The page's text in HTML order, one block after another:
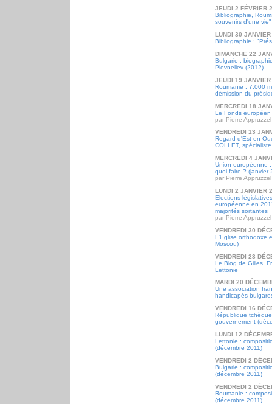
JEUDI 2 FÉVRIER
Bibliographie,
souvenirs d'une vie"
LUNDI 30
Bibliographie :
DIMANCHE 22
Bulgarie :
Plevneliev (2012)
JEUDI 19
Roumanie : 7.000
démission du
MERCREDI 18
Le Fonds européen
par Pierre Appruzzel
VENDREDI 13
Regard d'Est en
COLLET,
MERCREDI 4
Union européenne
quoi faire ? (janvier
par Pierre Appruzzel
LUNDI 2 JANVIER
Elections
européenne en
majorités sortantes
par Pierre Appruzzel
VENDREDI 30
L'Eglise orthodoxe
Moscou)
VENDREDI 23
Le Blog de Gilles,
Lettonie
MARDI 20
Une association
handicapés
VENDREDI 16
République
gouvernement
LUNDI 12
Lettonie :
(décembre 2011)
VENDREDI 2
Bulgarie :
(décembre 2011)
VENDREDI 2
Roumanie :
(décembre 2011)